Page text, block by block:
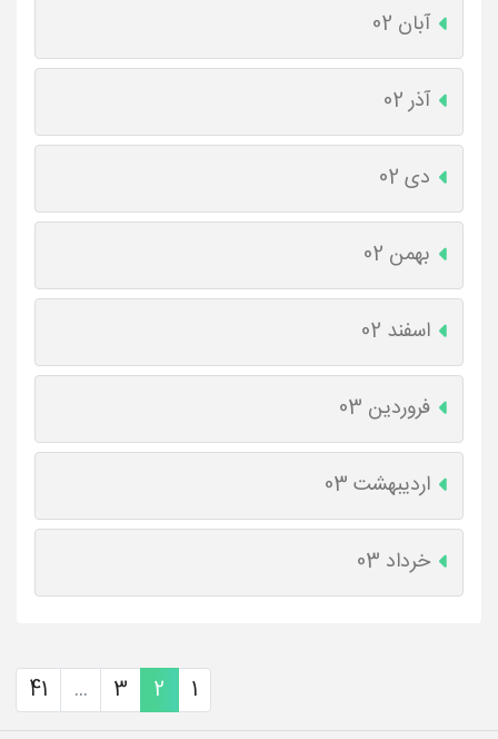
آبان 02
آذر 02
دی 02
بهمن 02
اسفند 02
فروردین 03
اردیبهشت 03
خرداد 03
1
2
3
...
41